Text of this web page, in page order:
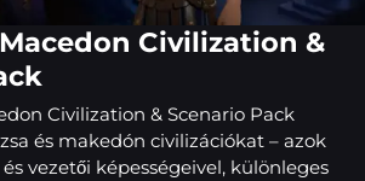
Civilization &
Civilization & Scenario Pack
és makedón civilizációkat – azok
vezetői képességeivel, különleges